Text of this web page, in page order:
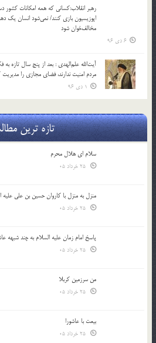
رهبر انقلاب:کسانی که همه امکانات کشور
اپوزیسیون بازی کنند/ نمی‌شود انسان یک‌
مخالف‌خوان شود
6 دی 96
آیت‌الله علم‌الهدی : بعد از پنج سال تازه به
مردم امنیت ندارند، فضای مجازی را مدیریت
1 دی 96
تازه ترین
سلام ای هلال محرم
منزل به منزل با کاروان حسین بن علی علیه
پاسخ امام زمان علیه السلام به چند شبهه
من سرزمین کربلا
بیعت با عاشورا